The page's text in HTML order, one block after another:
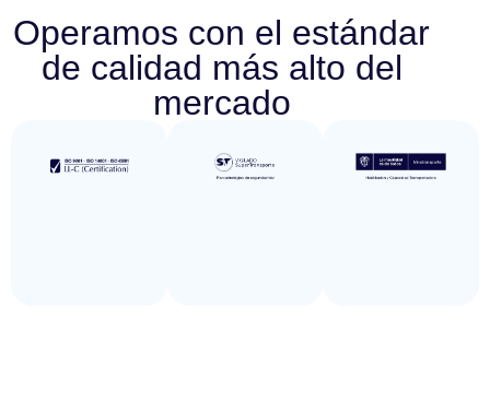
Operamos con el estándar
de calidad más alto del
mercado